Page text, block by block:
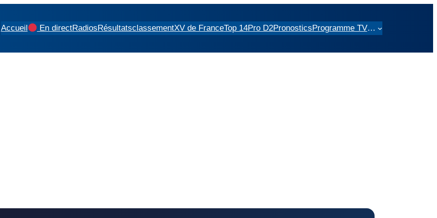
Accueil En directRadiosRésultatsclassementXV de FranceTop 14Pro D2PronosticsProgramme TV…